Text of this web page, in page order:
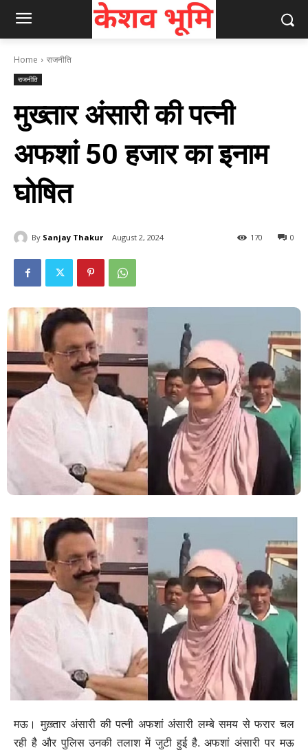
Home राजनीति
राजनीति
मुख्तार अंसारी की पत्नी
अफशां 50 हजार का इनाम
घोषित
By Sanjay Thakur August 2, 2024 0
170
मऊ। मुख़्तार अंसारी की पत्नी अफशां अंसारी लम्बे समय से फरार चल
रही है और पुलिस उनकी तलाश में जुटी हुई है. अफशां अंसारी पर मऊ